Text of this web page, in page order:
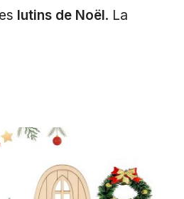
lutins de Noël. La